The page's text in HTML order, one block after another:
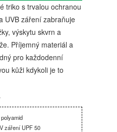
triko s trvalou ochranou
UVB záření zabraňuje
výskytu skvrn a
Příjemný materiál a
pro každodenní
kůži kdykoli je to
záření UPF 50